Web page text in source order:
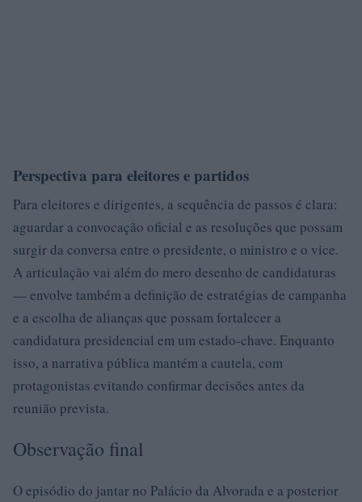
Perspectiva para eleitores e partidos
Para eleitores e dirigentes, a sequência de passos é clara:
aguardar a convocação oficial e as resoluções que possam
surgir da conversa entre o presidente, o ministro e o vice.
A articulação vai além do mero desenho de candidaturas
— envolve também a definição de estratégias de campanha
e a escolha de alianças que possam fortalecer a
candidatura presidencial em um estado-chave. Enquanto
isso, a narrativa pública mantém a cautela, com
protagonistas evitando confirmar decisões antes da
reunião prevista.
Observação final
O episódio do jantar no Palácio da Alvorada e a posterior